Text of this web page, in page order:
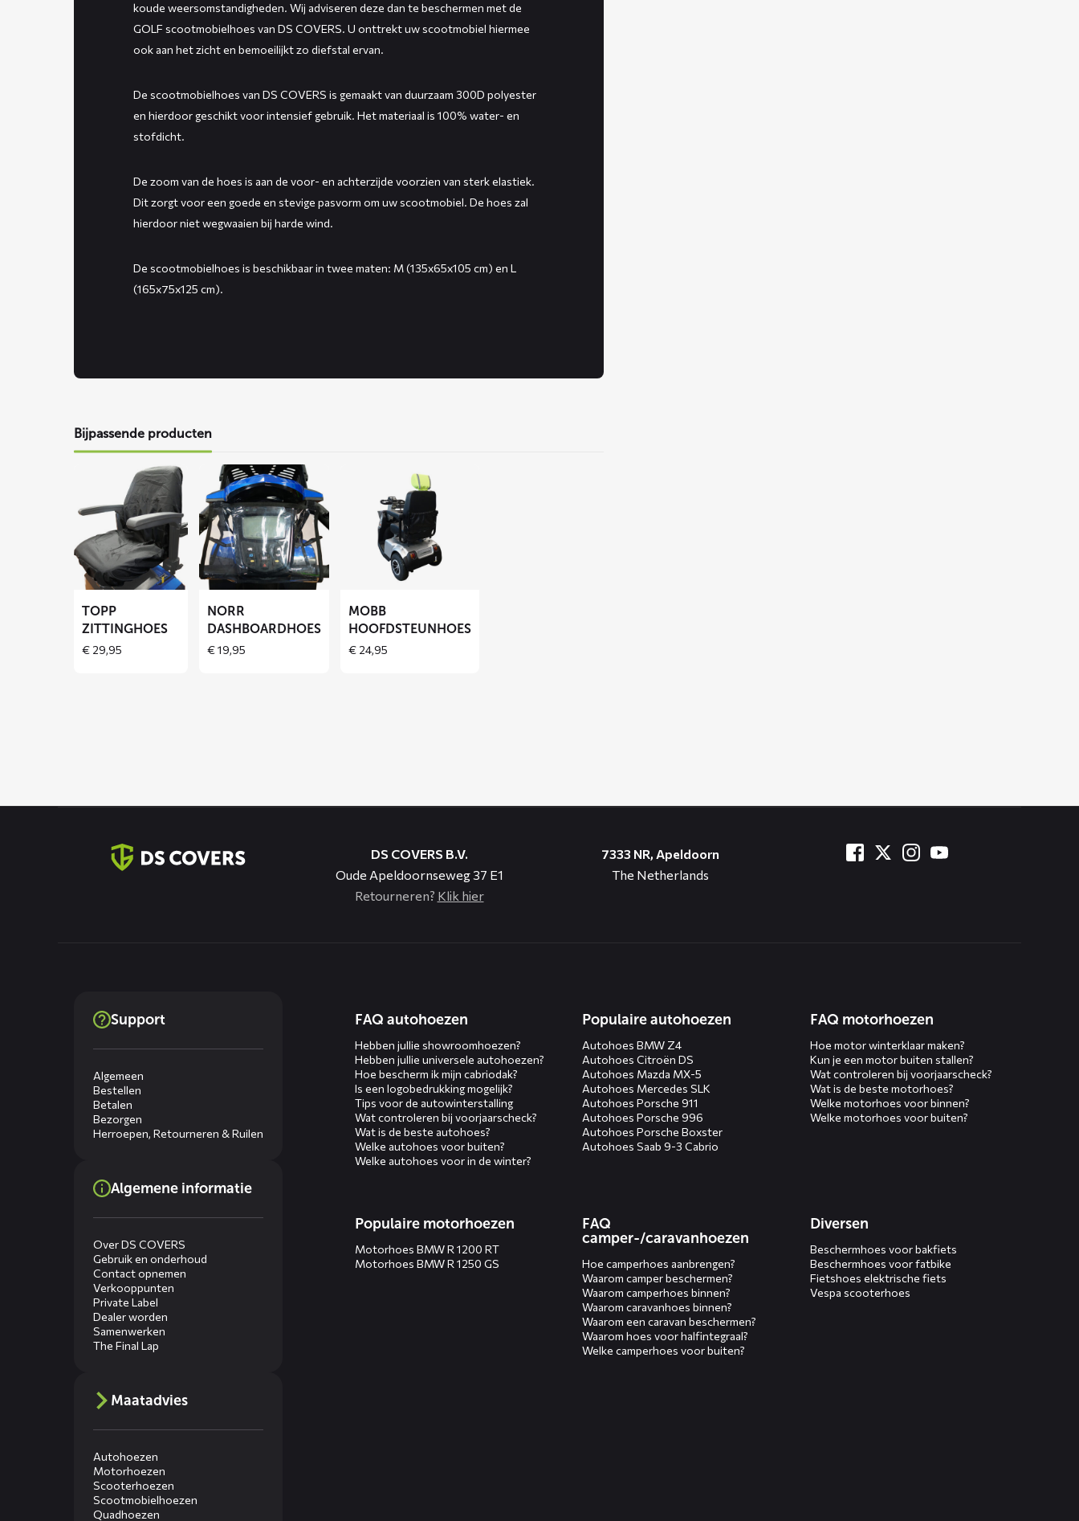
koude weersomstandigheden. Wij adviseren deze dan te beschermen met de
GOLF scootmobielhoes van DS COVERS. U onttrekt uw scootmobiel hiermee
ook aan het zicht en bemoeilijkt zo diefstal ervan.
De scootmobielhoes van DS COVERS is gemaakt van duurzaam 300D polyester
en hierdoor geschikt voor intensief gebruik. Het materiaal is 100% water- en
stofdicht.
De zoom van de hoes is aan de voor- en achterzijde voorzien van sterk elastiek.
Dit zorgt voor een goede en stevige pasvorm om uw scootmobiel. De hoes zal
hierdoor niet wegwaaien bij harde wind.
De scootmobielhoes is beschikbaar in twee maten: M (135x65x105 cm) en L
(165x75x125 cm).
Bijpassende producten
over
TOPP
zittinghoes
TOPP
ZITTINGHOES
€ 29,95
Lees
meer
over
NORR
dashboardhoes
NORR
DASHBOARDHOES
€19,95
MOBB
hoofdsteunhoes
MOBB
HOOFDSTEUNHOES
€24,95
DS COVERS B.V.
Oude Apeldoornseweg 37 E1
Retourneren? Klik hier
7333 NR, Apeldoorn
The Netherlands
Support
Algemeen
Bestellen
Betalen
Bezorgen
Herroepen, Retourneren & Ruilen
Algemene informatie
Over DS COVERS
Gebruik en onderhoud
Contact opnemen
Verkooppunten
Private Label
Dealer worden
Samenwerken
The Final Lap
Maatadvies
Autohoezen
Motorhoezen
Scooterhoezen
Scootmobielhoezen
Quadhoezen
FAQ autohoezen
Hebben jullie showroomhoezen?
Hebben jullie universele autohoezen?
Hoe bescherm ik mijn cabriodak?
Is een logobedrukking mogelijk?
Tips voor de autowinterstalling
Wat controleren bij voorjaarscheck?
Wat is de beste autohoes?
Welke autohoes voor buiten?
Welke autohoes voor in de winter?
Populaire autohoezen
Autohoes BMW Z4
Autohoes Citroën DS
Autohoes Mazda MX-5
Autohoes Mercedes SLK
Autohoes Porsche 911
Autohoes Porsche 996
Autohoes Porsche Boxster
Autohoes Saab 9-3 Cabrio
FAQ motorhoezen
Hoe motor winterklaar maken?
Kun je een motor buiten stallen?
Wat controleren bij voorjaarscheck?
Wat is de beste motorhoes?
Welke motorhoes voor binnen?
Welke motorhoes voor buiten?
Populaire motorhoezen
Motorhoes BMW R 1200 RT
Motorhoes BMW R 1250 GS
FAQ
camper-/caravanhoezen
Hoe camperhoes aanbrengen?
Waarom camper beschermen?
Waarom camperhoes binnen?
Waarom caravanhoes binnen?
Waarom een caravan beschermen?
Waarom hoes voor halfintegraal?
Welke camperhoes voor buiten?
Diversen
Beschermhoes voor bakfiets
Beschermhoes voor fatbike
Fietshoes elektrische fiets
Vespa scooterhoes